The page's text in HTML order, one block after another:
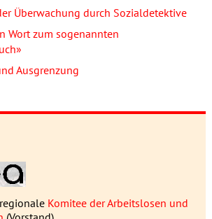
Überwachung durch Sozialdetektive
Wort zum sogenannten
Ausgrenzung
Komitee der Arbeitslosen und